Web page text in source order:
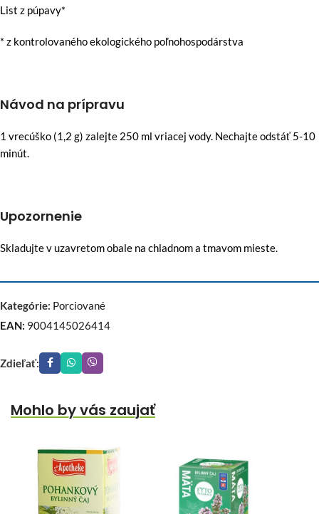
List z púpavy*
* z kontrolovaného ekologického poľnohospodárstva
Návod na prípravu
1 vrecúško (1,2 g) zalejte 250 ml vriacej vody. Nechajte odstáť 5-10
minút.
Upozornenie
Skladujte v uzavretom obale na chladnom a tmavom mieste.
Kategórie: Porciované
EAN: 9004145026414
Zdieľať:
Mohlo by vás zaujať